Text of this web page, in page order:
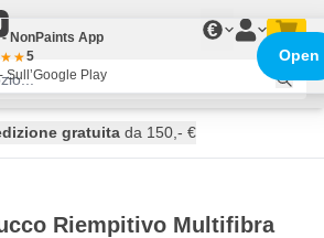
€
spedito oggi
gratuita da 150,- €
giorni
Riempitivo Multifibra
- NonPaints App
5
Sull’Google Play
Open